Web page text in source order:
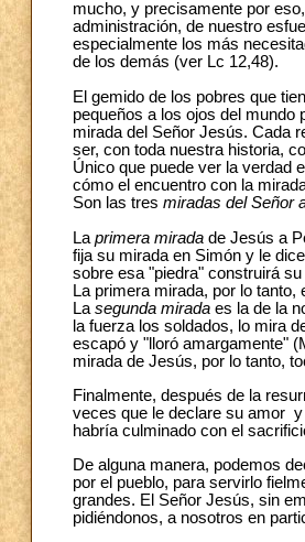
mucho, y precisamente por
administración, de nuestro
especialmente los más
de los demás (ver Lc 12,48).
El gemido de los pobres que
pequeños a los ojos del mundo
mirada del Señor Jesús. Cada
ser, con toda nuestra historia,
Único que puede ver la verdad
cómo el encuentro con la
Son las tres miradas del Señor
Laprimera mirada de Jesús a
fija su mirada en Simón y le
sobre esa "piedra" construirá
La primera mirada, por lo
Lasegunda mirada es la de la
la fuerza los soldados, lo mira
escapó y "lloró amargamente"
mirada de Jesús, por lo tanto,
Finalmente, después de la
veces que le declare su amor
habría culminado con el
De alguna manera, podemos
por el pueblo, para servirlo
grandes. El Señor Jesús, sin
pidiéndonos, a nosotros en